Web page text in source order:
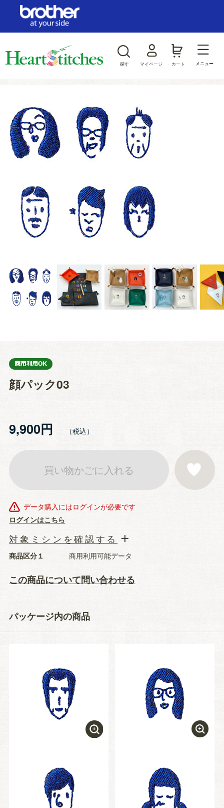
探す マイページ カート メニュー
顔パック03
9,900円
データ購入にはログインが必要です
買い物かごに入れる
ログインはこちら
お気に入りに登
商品区分１ 商用利用可能データ
この商品について問い合わせる
対象ミシンを確認する
パッケージ内の商品
ログイン/新規会員登録
ジャンルから探す